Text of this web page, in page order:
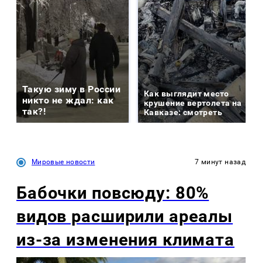
Такую зиму в России
никто не ждал: как
так?!
Как выглядит место
крушение вертолета на
Кавказе: смотреть
Мировые новости 7 минут назад
Бабочки повсюду: 80%
видов расширили ареалы
из-за изменения климата